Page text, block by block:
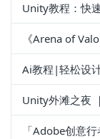
Unity教程：快
《Arena of
Ai教程|轻松设
Unity外滩之夜
「Adobe创意